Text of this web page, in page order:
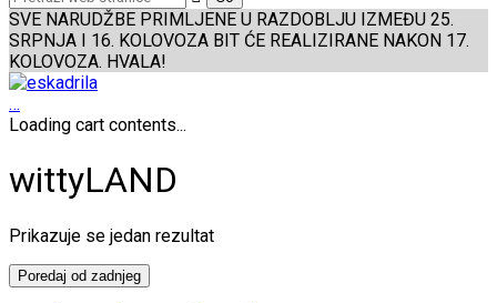
SVE NARUDŽBE PRIMLJENE U RAZDOBLJU IZMEĐU 25.
SRPNJA I 16. KOLOVOZA BIT ĆE REALIZIRANE NAKON 17.
KOLOVOZA. HVALA!
…
Loading cart contents...
wittyLAND
Prikazuje se jedan rezultat
Poredaj od zadnjeg